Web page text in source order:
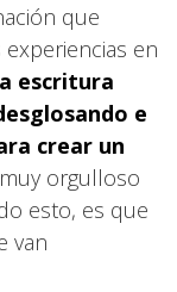
que
en
escritura
e
crear un
orgulloso
esto, es que
van